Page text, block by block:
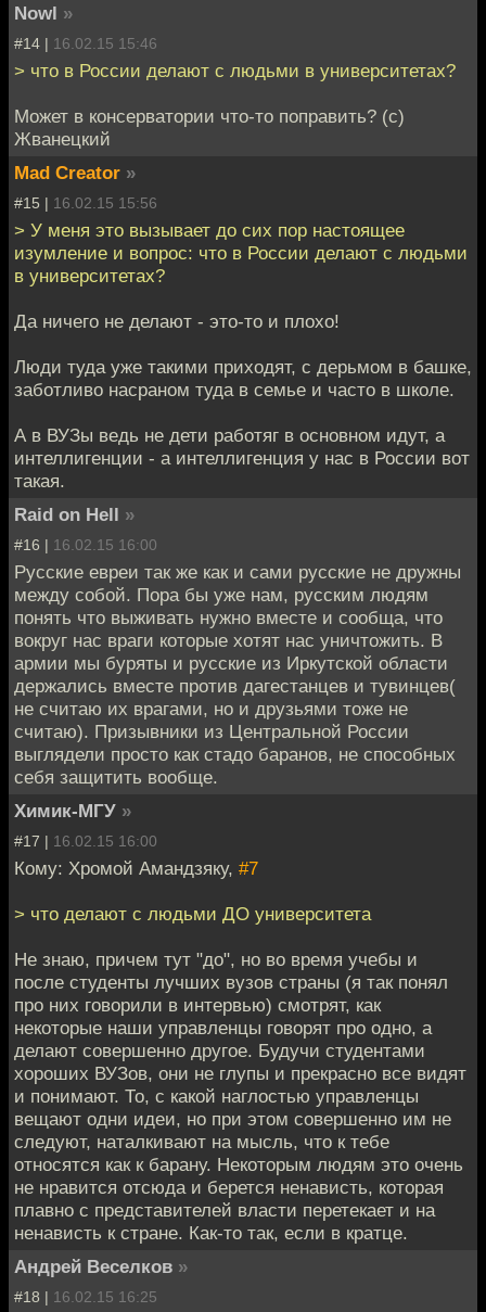
Nowl »
#14 | 16.02.15 15:46
> что в России делают с людьми в университетах?
Может в консерватории что-то поправить? (с)
Жванецкий
Mad Creator »
#15 | 16.02.15 15:56
> У меня это вызывает до сих пор настоящее
изумление и вопрос: что в России делают с людьми
в университетах?
Да ничего не делают - это-то и плохо!
Люди туда уже такими приходят, с дерьмом в башке,
заботливо насраном туда в семье и часто в школе.
А в ВУЗы ведь не дети работяг в основном идут, а
интеллигенции - а интеллигенция у нас в России вот
такая.
Raid on Hell »
#16 | 16.02.15 16:00
Русские евреи так же как и сами русские не дружны
между собой. Пора бы уже нам, русским людям
понять что выживать нужно вместе и сообща, что
вокруг нас враги которые хотят нас уничтожить. В
армии мы буряты и русские из Иркутской области
держались вместе против дагестанцев и тувинцев(
не считаю их врагами, но и друзьями тоже не
считаю). Призывники из Центральной России
выглядели просто как стадо баранов, не способных
себя защитить вообще.
Химик-МГУ »
#17 | 16.02.15 16:00
Кому: Хромой Амандзяку, #7
> что делают с людьми ДО университета
Не знаю, причем тут "до", но во время учебы и
после студенты лучших вузов страны (я так понял
про них говорили в интервью) смотрят, как
некоторые наши управленцы говорят про одно, а
делают совершенно другое. Будучи студентами
хороших ВУЗов, они не глупы и прекрасно все видят
и понимают. То, с какой наглостью управленцы
вещают одни идеи, но при этом совершенно им не
следуют, наталкивают на мысль, что к тебе
относятся как к барану. Некоторым людям это очень
не нравится отсюда и берется ненависть, которая
плавно с представителей власти перетекает и на
ненависть к стране. Как-то так, если в кратце.
Андрей Веселков »
#18 | 16.02.15 16:25